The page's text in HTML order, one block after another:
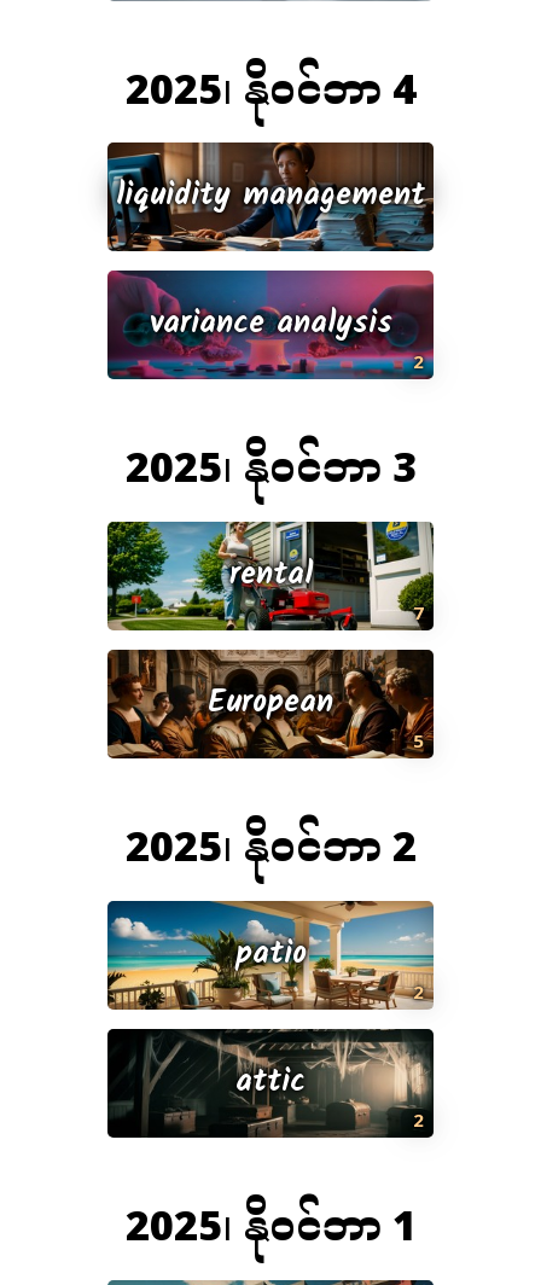
2025၊ နိုဝင်ဘာ 4
liquidity management
2
variance analysis
2025၊ နိုဝင်ဘာ 3
7
rental
5
European
2025၊ နိုဝင်ဘာ 2
2
patio
2
attic
2025၊ နိုဝင်ဘာ 1